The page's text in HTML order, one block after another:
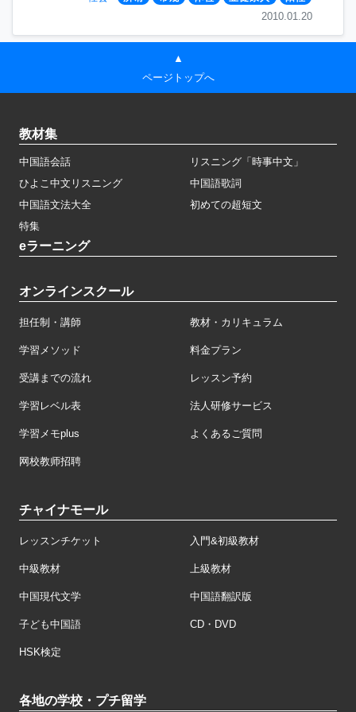
2010.01.20
▲
ページトップへ
教材集
中国語会話
リスニング「時事中文」
ひよこ中文リスニング
中国語歌詞
中国語文法大全
初めての超短文
特集
eラーニング
オンラインスクール
担任制・講師 教材・カリキュラム
学習メソッド 料金プラン
受講までの流れ レッスン予約
学習レベル表 法人研修サービス
学習メモplus よくあるご質問
网校教师招聘
チャイナモール
レッスンチケット 入門&初級教材
中級教材 上級教材
中国現代文学 中国語翻訳版
子ども中国語 CD・DVD
HSK検定
各地の学校・プチ留学